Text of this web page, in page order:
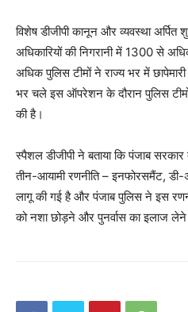
विशेष डीजीपी कानून और व्यवस्था
अधिकारियों की निगरानी में 1300 से
अधिक पुलिस टीमों ने राज्य भर में
भर चले इस ऑपरेशन के दौरान पुलिस
की है।
स्पैशल डीजीपी ने बताया कि पंजाब
तीन-आयामी रणनीति – इनफोरसमैंट,
लागू की गई है और पंजाब पुलिस ने इस
को नशा छोड़ने और पुनर्वास का इलाज लेने